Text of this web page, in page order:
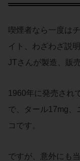
喫煙者なら一度は
イト、わざわざ説
JTさんが製造、販
1960年に発売され
で、タール17mg、
コです。
ですが、意外にも